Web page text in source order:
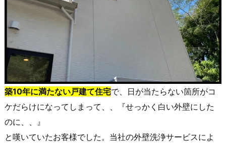
築10年に満たない戸建て住宅で、日が当たらない箇所がコ
ケだらけになってしまって、、『せっかく白い外壁にした
のに、、』
と嘆いていたお客様でした。当社の外壁洗浄サービスによ